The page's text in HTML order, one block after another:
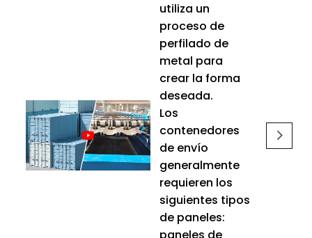
utiliza un
proceso de
perfilado de
metal para
crear la forma
deseada.
Los
contenedores
de envío
generalmente
requieren los
siguientes tipos
de paneles: